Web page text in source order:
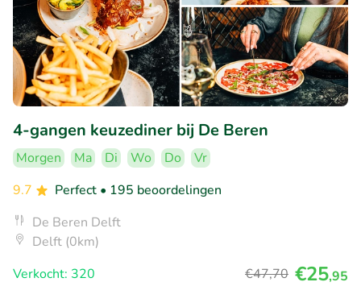
4-gangen keuzediner bij De Beren
Morgen Ma Di Wo Do
Vr
9.7
Perfect • 195 beoordelingen
De Beren Delft
Delft (0km)
Verkocht: 320
€47,70 €25,95